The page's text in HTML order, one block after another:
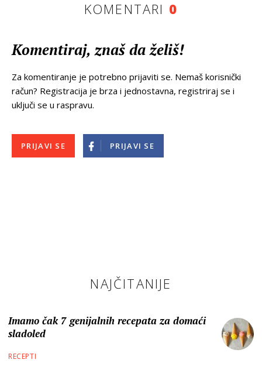
KOMENTARI 0
Komentiraj, znaš da želiš!
Za komentiranje je potrebno prijaviti se. Nemaš korisnički
račun? Registracija je brza i jednostavna, registriraj se i
uključi se u raspravu.
PRIJAVI SE PRIJAVI SE
NAJČITANIJE
Imamo čak 7 genijalnih recepata za domaći
sladoled
RECEPTI